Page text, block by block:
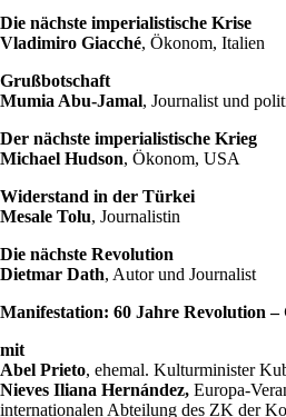
Die nächste imperialistische Krise
Vladimiro Giacché, Ökonom, Italien
Grußbotschaft
Mumia Abu-Jamal, Journalist und
Der nächste imperialistische Krieg
Michael Hudson, Ökonom, USA
Widerstand in der Türkei
Mesale Tolu, Journalistin
Die nächste Revolution
Dietmar Dath, Autor und Journalist
Manifestation: 60 Jahre Revolution
mit
Abel Prieto, ehemal. Kulturminister
Nieves Iliana Hernández, Europa-
internationalen Abteilung des ZK der